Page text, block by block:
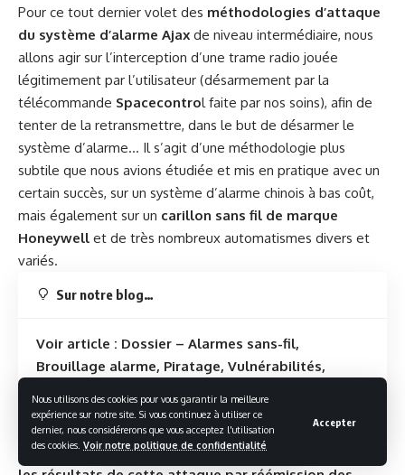
Nous utilisons des cookies pour vous garantir la meilleure
expérience sur notre site. Si vous continuez à utiliser ce
dernier, nous considérerons que vous acceptez l'utilisation
des cookies. Voir notre politique de confidentialité
Accepter
Pour ce tout dernier volet des méthodologies d’attaque
du système d’alarme Ajax de niveau intermédiaire, nous
allons agir sur l’interception d’une trame radio jouée
légitimement par l’utilisateur (désarmement par la
télécommande Spacecontrol faite par nos soins), afin de
tenter de la retransmettre, dans le but de désarmer le
système d’alarme… Il s’agit d’une méthodologie plus
subtile que nous avions étudiée et mis en pratique avec un
certain succès, sur un système d’alarme chinois à bas coût,
mais également sur un carillon sans fil de marque
Honeywell et de très nombreux automatismes divers et
variés.
Sur notre blog…
Voir article : Dossier – Alarmes sans-fil,
Brouillage alarme, Piratage, Vulnérabilités,
868 MHz …
Dans cet article mis à jours récemment,nous découvrions